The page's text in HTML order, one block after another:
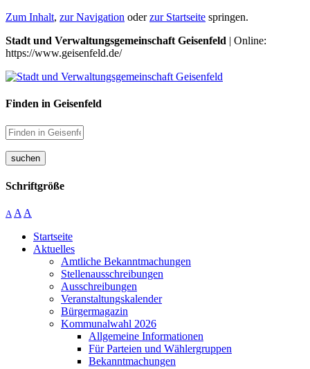
Zum Inhalt, zur Navigation oderzur Startseite springen.
Stadt und Verwaltungsgemeinschaft Geisenfeld | Online:
https://www.geisenfeld.de/
Finden in Geisenfeld
suchen
Schriftgröße
A A A
Startseite
Aktuelles
Amtliche Bekanntmachungen
Stellenausschreibungen
Ausschreibungen
Veranstaltungskalender
Bürgermagazin
Kommunalwahl 2026
Allgemeine Informationen
Für Parteien und Wählergruppen
Bekanntmachungen